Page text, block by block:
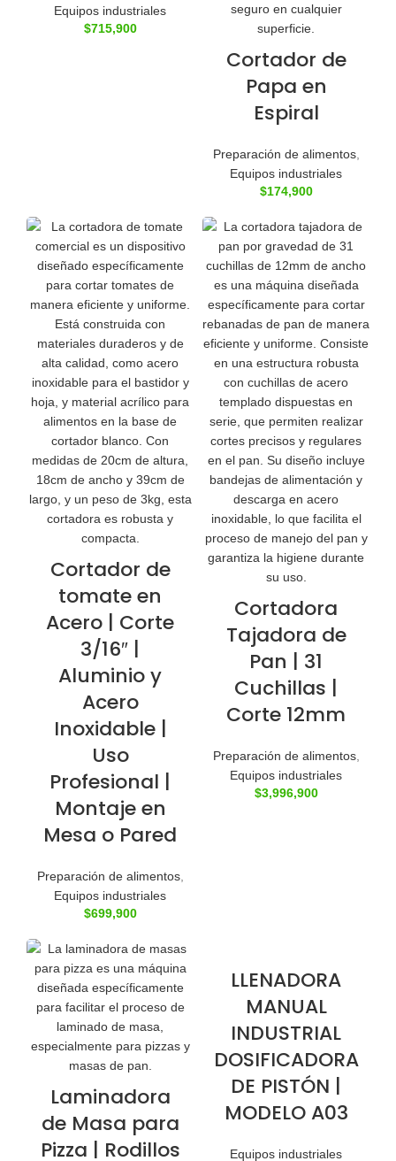
Equipos industriales
$715,900
Cortador de
Papa en
Espiral
Preparación de alimentos,
Equipos industriales
$174,900
Cortador de
tomate en
Acero | Corte
3/16″ |
Aluminio y
Acero
Inoxidable |
Uso
Profesional |
Montaje en
Mesa o Pared
Preparación de alimentos,
Equipos industriales
$699,900
Cortadora
Tajadora de
Pan | 31
Cuchillas |
Corte 12mm
Preparación de alimentos,
Equipos industriales
$3,996,900
Laminadora
de Masa para
Pizza | Rodillos
LLENADORA
MANUAL
INDUSTRIAL
DOSIFICADORA
DE PISTÓN |
MODELO A03
Equipos industriales